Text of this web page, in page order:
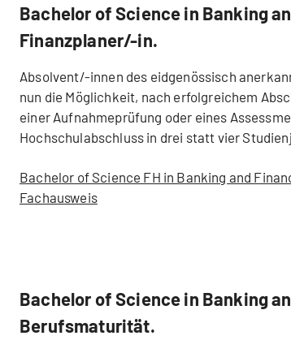
Bachelor of Science in Banking
Finanzplaner/-in.
Absolvent/-innen des eidgenössisch
nun die Möglichkeit, nach erfolgreichem
einer Aufnahmeprüfung oder eines
Hochschulabschluss in drei statt vier
Bachelor of Science FH in Banking and
Fachausweis
Bachelor of Science in Banking
Berufsmaturität.